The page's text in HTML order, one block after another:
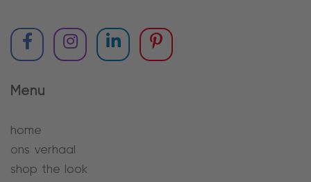
Menu
home
ons verhaal
shop the look